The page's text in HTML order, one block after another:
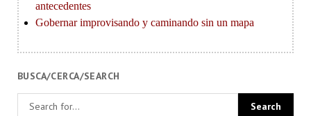
BUSCA/CERCA/SEARCH